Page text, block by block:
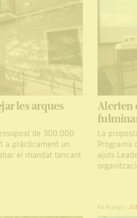
les arques
de 300.000
a pràcticament un
el mandat tancant
Alerten
La
Programa
ajuts
Fa 9 anys -